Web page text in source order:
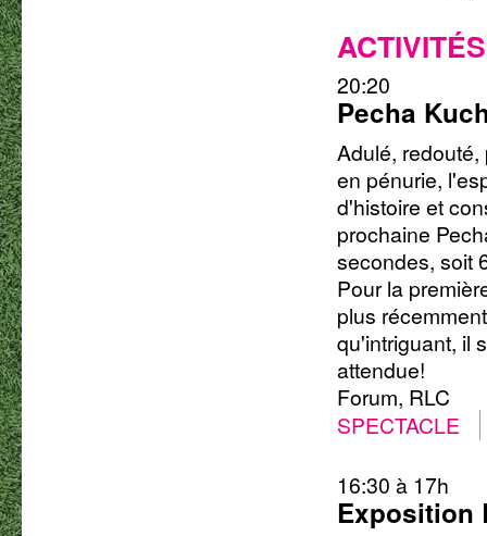
ACTIVITÉS
20:20
Pecha
Adulé,
en pénurie,
d'histoire et
prochaine
secondes, soit
Pour la
plus
qu'intriguant, il
attendue!
Forum, RLC
SPECTACLE
16:30 à 17h
Exposition